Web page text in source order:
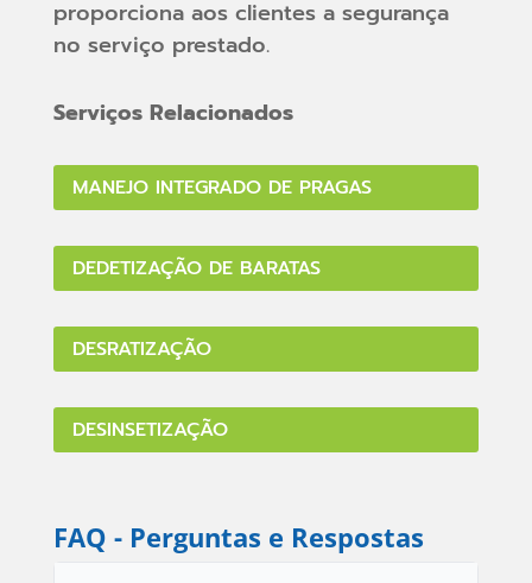
proporciona aos clientes a segurança
no serviço prestado.
Serviços Relacionados
MANEJO INTEGRADO DE PRAGAS
DEDETIZAÇÃO DE BARATAS
DESRATIZAÇÃO
DESINSETIZAÇÃO
FAQ - Perguntas e Respostas